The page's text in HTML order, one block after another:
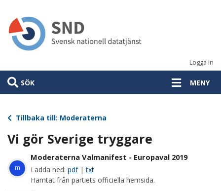
huvudinnehåll
Logga in
SÖK MENY
Tillbaka till: Moderaterna
Vi gör Sverige tryggare
m
Moderaterna Valmanifest - Europaval 2019
Ladda ned: pdf|txt
Hämtat från partiets officiella hemsida.